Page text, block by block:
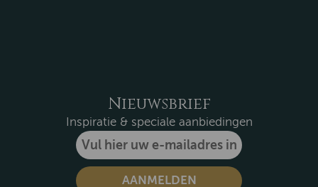
Nieuwsbrief
Inspiratie & speciale aanbiedingen